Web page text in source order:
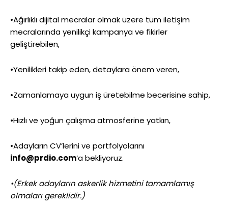
•Ağırlıklı dijital mecralar olmak üzere tüm iletişim
mecralarında yenilikçi kampanya ve fikirler
geliştirebilen,
•Yenilikleri takip eden, detaylara önem veren,
•Zamanlamaya uygun iş üretebilme becerisine sahip,
•Hızlı ve yoğun çalışma atmosferine yatkın,
•Adayların CV’lerini ve portfolyolarını
info@prdio.com‘a bekliyoruz.
•(Erkek adayların askerlik hizmetini tamamlamış
olmaları gereklidir.)